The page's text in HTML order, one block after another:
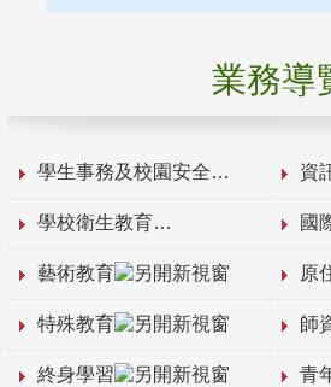
業務導
學生事務及校園安全 資
學校衛生教育 國
藝術教育 原
特殊教育 師
終身學習 青